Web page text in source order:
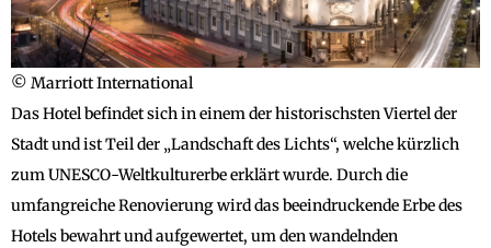
© Marriott International
Das Hotel befindet sich in einem der historischsten Viertel der
Stadt und ist Teil der „Landschaft des Lichts“, welche kürzlich
zum UNESCO-Weltkulturerbe erklärt wurde. Durch die
umfangreiche Renovierung wird das beeindruckende Erbe des
Hotels bewahrt und aufgewertet, um den wandelnden